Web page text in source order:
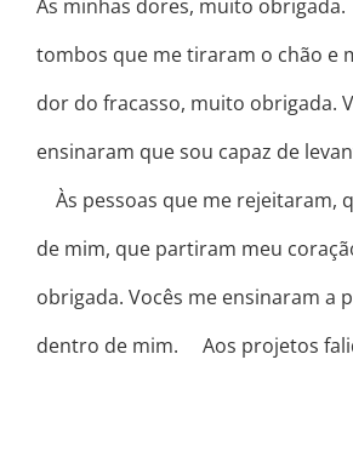
Às minhas dores, muito obrigada.
tombos que me tiraram o chão e
dor do fracasso, muito obrigada.
ensinaram que sou capaz de
⠀ Às pessoas que me rejeitaram,
de mim, que partiram meu
obrigada. Vocês me ensinaram a
dentro de mim. ⠀ Aos projetos